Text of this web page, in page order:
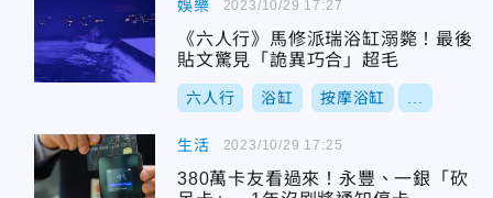
娛樂
《六人行》馬修派瑞浴缸溺斃！最後
貼文驚見「詭異巧合」超毛
六人行 浴缸 按摩浴缸
2023/10/29 17:27
生活
380萬卡友看過來！永豐、一銀「砍
2023/10/29 17:25